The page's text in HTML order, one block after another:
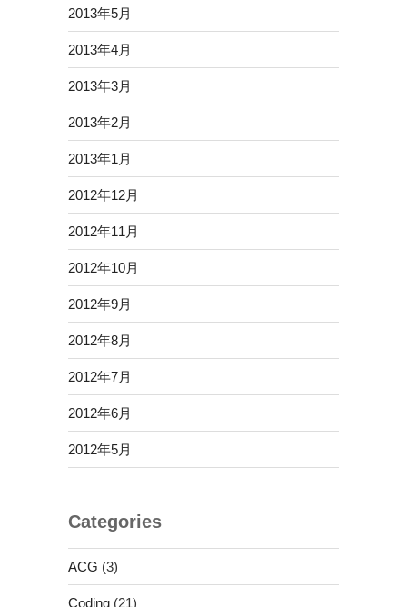
2013年5月
2013年4月
2013年3月
2013年2月
2013年1月
2012年12月
2012年11月
2012年10月
2012年9月
2012年8月
2012年7月
2012年6月
2012年5月
Categories
ACG (3)
Coding(21)